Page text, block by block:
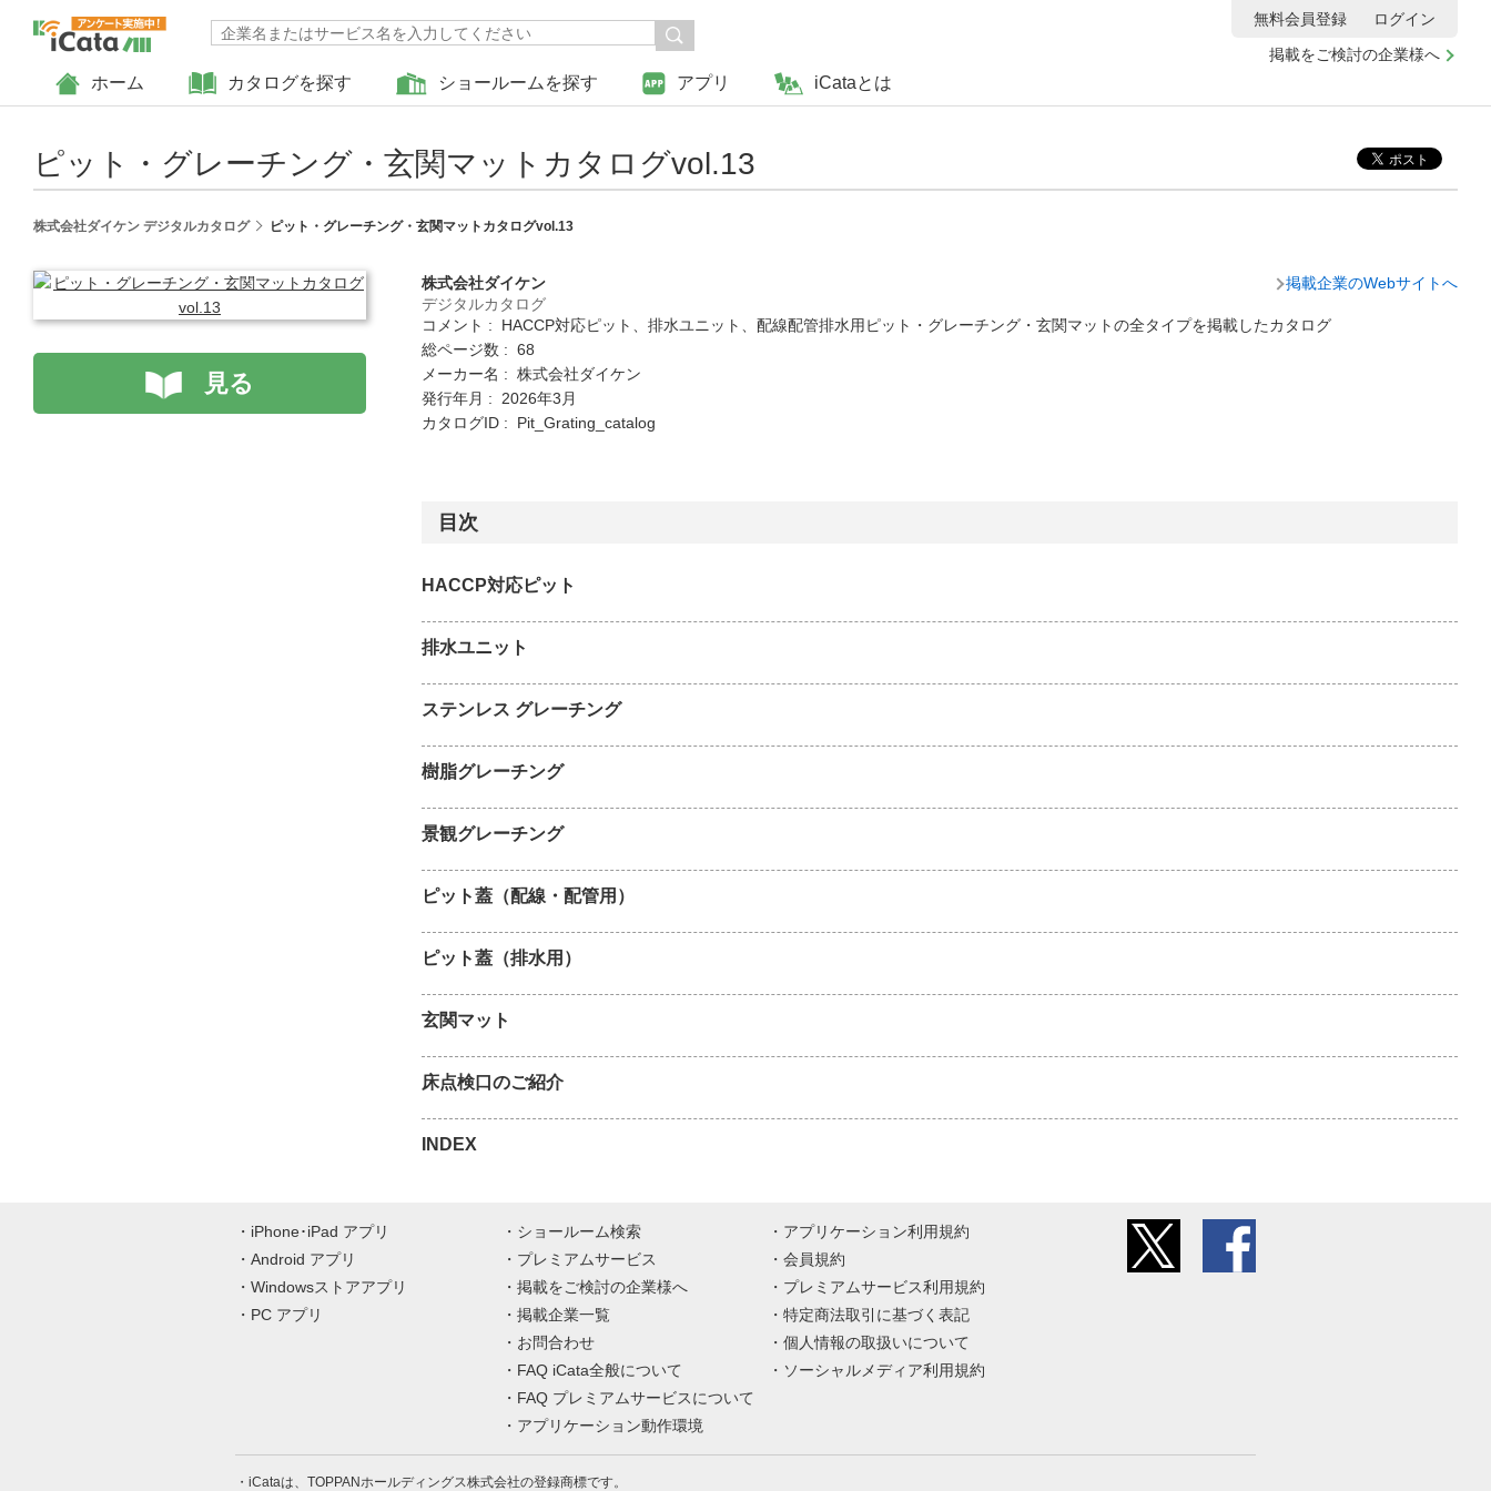
ホーム カタログを探す ショールームを探す アプリ iCataとは
掲載をご検討の企業様へ
無料会員登録 ログイン
ピット・グレーチング・玄関マットカタログvol.13
株式会社ダイケン デジタルカタログ ピット・グレーチング・玄関マットカタログvol.13
見る
株式会社ダイケン
デジタルカタログ
コメント : HACCP対応ピット、排水ユニット、配線配管排水用ピット・グレーチング・玄関マットの全タイプを掲載したカタログ
総ページ数 : 68
メーカー名 : 株式会社ダイケン
発行年月 : 2026年3月
カタログID : Pit_Grating_catalog
掲載企業のWebサイトへ
目次
HACCP対応ピット
排水ユニット
ステンレス グレーチング
樹脂グレーチング
景観グレーチング
ピット蓋（配線・配管用）
ピット蓋（排水用）
玄関マット
床点検口のご紹介
INDEX
iPhone･iPad アプリ
Android アプリ
Windowsストアアプリ
PC アプリ
ショールーム検索
プレミアムサービス
掲載をご検討の企業様へ
掲載企業一覧
お問合わせ
FAQ iCata全般について
FAQ プレミアムサービスについて
アプリケーション動作環境
アプリケーション利用規約
会員規約
プレミアムサービス利用規約
特定商法取引に基づく表記
個人情報の取扱いについて
ソーシャルメディア利用規約
iCataは、TOPPANホールディングス株式会社の登録商標です。